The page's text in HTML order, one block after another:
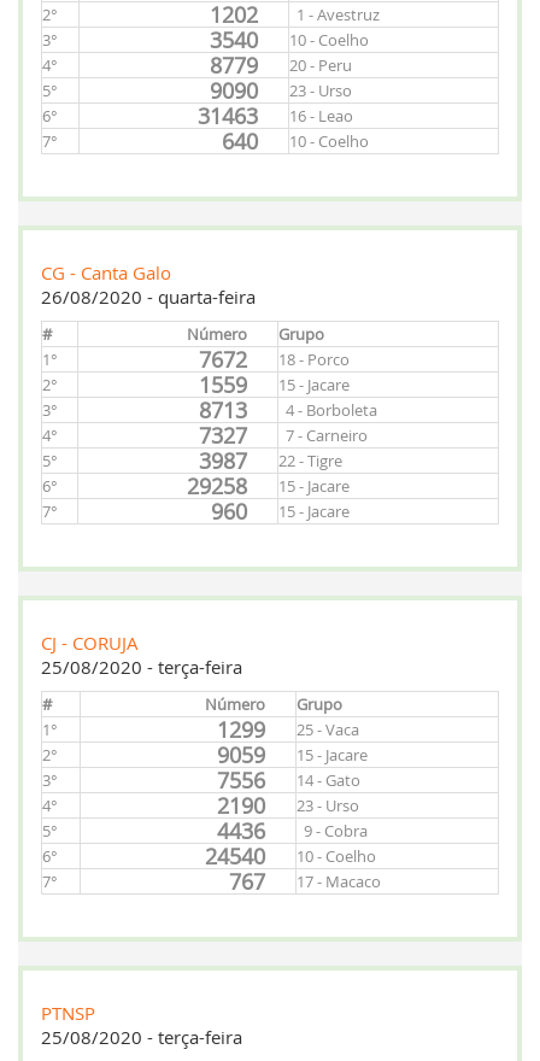
2° 1202
1 - Avestruz
3°
3540
10 - Coelho
4°
8779
20 - Peru
5°
9090
23 - Urso
6°
31463
16 - Leao
7°
640 10 - Coelho
CG - Canta Galo
26/08/2020 - quarta-feira
# Número
Grupo
1°
7672
18 - Porco
2°
1559
15 - Jacare
3°
8713
4 - Borboleta
4°
7327
7 - Carneiro
5°
3987
22 - Tigre
6°
29258
15 - Jacare
7°
960 15 - Jacare
CJ - CORUJA
25/08/2020 - terça-feira
# Número
Grupo
1°
1299
25 - Vaca
2°
9059
15 - Jacare
3°
7556
14 - Gato
4°
2190
23 - Urso
5°
4436
9 - Cobra
6°
24540
10 - Coelho
7°
767 17 - Macaco
PTNSP
25/08/2020 - terça-feira